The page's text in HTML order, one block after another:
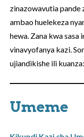
zinazowavutia pande
ambao huelekeza
hewa. Zana kwa sasa
vinavyofanya kazi.
ujiandikishe ili kuanza:
Umeme